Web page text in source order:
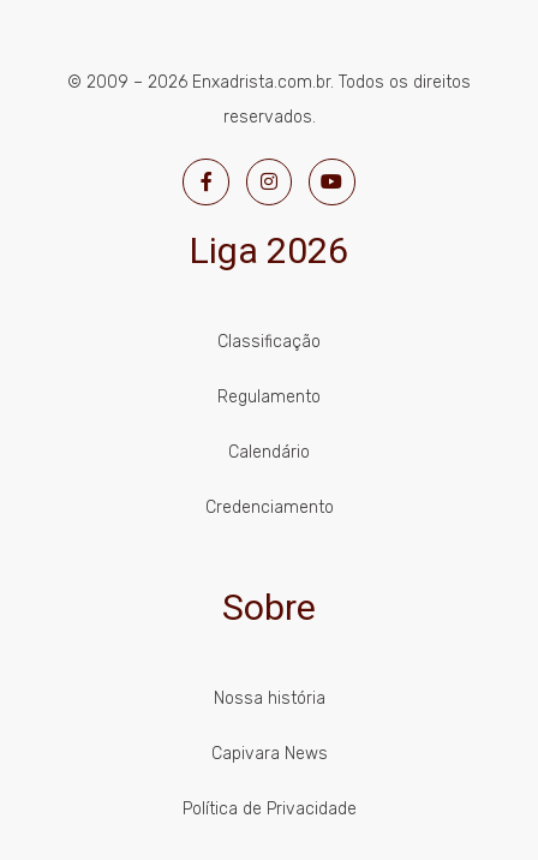
© 2009 – 2026 Enxadrista.com.br. Todos os direitos
reservados.
Liga 2026
Classificação
Regulamento
Calendário
Credenciamento
Sobre
Nossa história
Capivara News
Política de Privacidade